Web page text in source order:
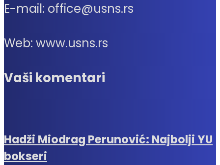
E-mail: office@usns.rs
Web: www.usns.rs
Vaši komentari
Hadži Miodrag Perunović: Najbolji YU
bokseri